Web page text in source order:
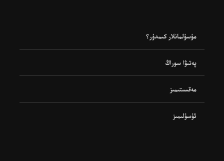
مۇسۇلمانلار كىمدۇر؟
پەتىۋا سوراڭ
مەقسىتىمىز
ئۇسۇلىمىز